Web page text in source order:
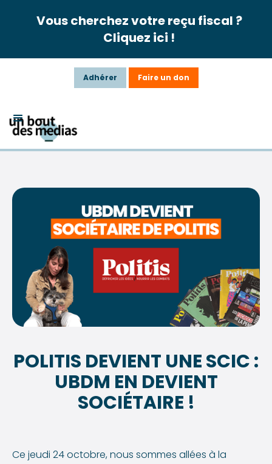
Vous cherchez votre reçu fiscal ?
Cliquez ici !
Adhérer Faire un don
POLITIS DEVIENT UNE SCIC :
UBDM EN DEVIENT
SOCIÉTAIRE !
Ce jeudi 24 octobre, nous sommes allées à la